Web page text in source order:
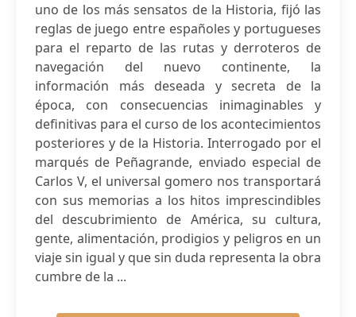
uno de los más sensatos de la Historia, fijó las
reglas de juego entre españoles y portugueses
para el reparto de las rutas y derroteros de
navegación del nuevo continente, la
información más deseada y secreta de la
época, con consecuencias inimaginables y
definitivas para el curso de los acontecimientos
posteriores y de la Historia. Interrogado por el
marqués de Peñagrande, enviado especial de
Carlos V, el universal gomero nos transportará
con sus memorias a los hitos imprescindibles
del descubrimiento de América, su cultura,
gente, alimentación, prodigios y peligros en un
viaje sin igual y que sin duda representa la obra
cumbre de la ...